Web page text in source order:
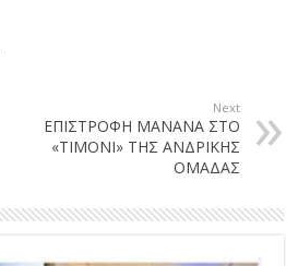
Next
ΕΠΙΣΤΡΟΦΗ ΜΑΝΑΝΑ ΣΤΟ
«ΤΙΜΟΝΙ» ΤΗΣ ΑΝΔΡΙΚΗΣ
ΟΜΑΔΑΣ